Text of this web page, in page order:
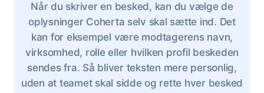
Når du skriver en besked, kan du vælge de
oplysninger Coherta selv skal sætte ind. Det
kan for eksempel være modtagerens navn,
virksomhed, rolle eller hvilken profil beskeden
sendes fra. Så bliver teksten mere personlig,
uden at teamet skal sidde og rette hver besked